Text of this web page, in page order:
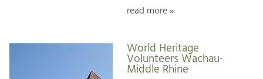
read more »
World Heritage
Volunteers Wachau-
Middle Rhine